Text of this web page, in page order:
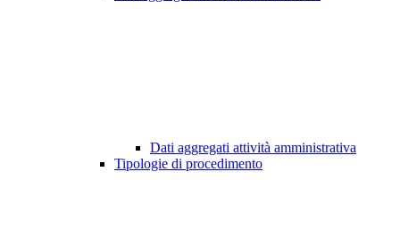
Dati aggregati attività amministrativa
Tipologie di procedimento